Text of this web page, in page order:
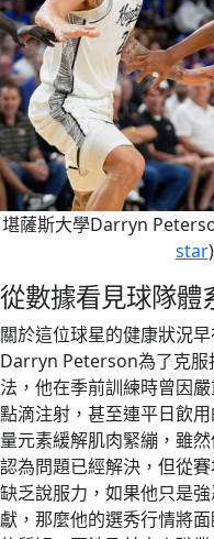
堪薩斯大學Darryn
star
從數據看見球隊體
關於這位球星的健康狀況
Darryn Peterson為了克服
法，他在季前訓練時曾因
點滴注射，甚至連平日飲
量元素緩解肌肉緊繃，雖
認為問題已經解決，但從
缺乏說服力，如果他只是
獻，那麼他的選秀行情將